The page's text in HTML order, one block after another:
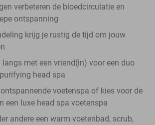
verbeteren de bloedcirculatie en
ontspanning
krijg je rustig de tijd om jouw
langs met een vriend(in) voor een duo
head spa
voetenspa of kies voor de
een luxe head spa voetenspa
andere een warm voetenbad, scrub,